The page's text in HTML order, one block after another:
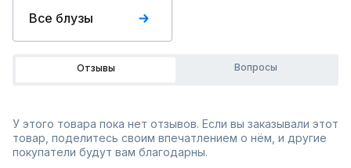
Все блузы
Отзывы Вопросы
У этого товара пока нет отзывов. Если вы заказывали этот
товар, поделитесь своим впечатлением о нём, и другие
покупатели будут вам благодарны.